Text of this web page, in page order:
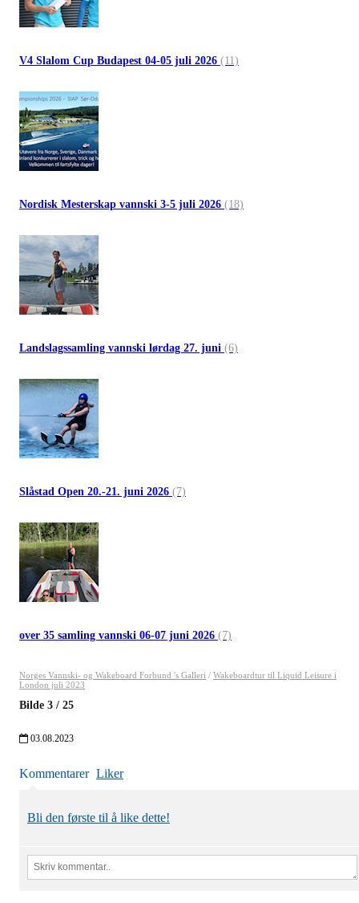
V4 Slalom Cup Budapest 04-05 juli 2026 (11)
Nordisk Mesterskap vannski 3-5 juli 2026 (18)
Landslagssamling vannski lørdag 27. juni (6)
Slåstad Open 20.-21. juni 2026 (7)
over 35 samling vannski 06-07 juni 2026 (7)
Norges Vannski- og Wakeboard Forbund 's Galleri / Wakeboardtur til Liquid Leisure i
London juli 2023
Bilde 3 / 25
03.08.2023
Kommentarer Liker
Bli den første til å like dette!